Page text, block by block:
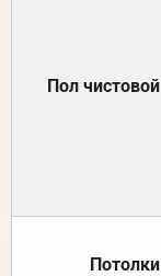
Пол чистовой
Потолки